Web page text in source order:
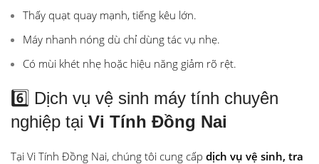
Thấy quạt quay mạnh, tiếng kêu lớn.
Máy nhanh nóng dù chỉ dùng tác vụ nhẹ.
Có mùi khét nhẹ hoặc hiệu năng giảm rõ rệt.
6️⃣ Dịch vụ vệ sinh máy tính chuyên
nghiệp tại Vi Tính Đồng Nai
Tại Vi Tính Đồng Nai, chúng tôi cung cấp dịch vụ vệ sinh, tra